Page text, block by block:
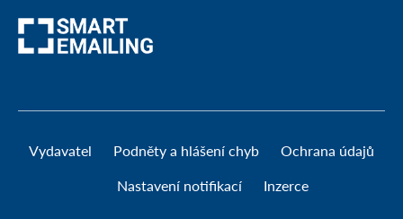
Vydavatel Podněty a hlášení chyb Ochrana údajů
Nastavení notifikací Inzerce